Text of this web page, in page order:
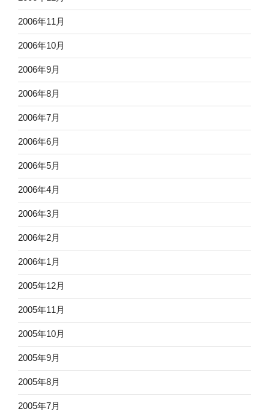
2006年11月
2006年10月
2006年9月
2006年8月
2006年7月
2006年6月
2006年5月
2006年4月
2006年3月
2006年2月
2006年1月
2005年12月
2005年11月
2005年10月
2005年9月
2005年8月
2005年7月